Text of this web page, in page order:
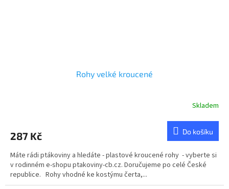
Rohy velké kroucené
Skladem
287 Kč Do košíku
Máte rádi ptákoviny a hledáte - plastové kroucené rohy - vyberte si
v rodinném e-shopu ptakoviny-cb.cz. Doručujeme po celé České
republice. Rohy vhodné ke kostýmu čerta,...